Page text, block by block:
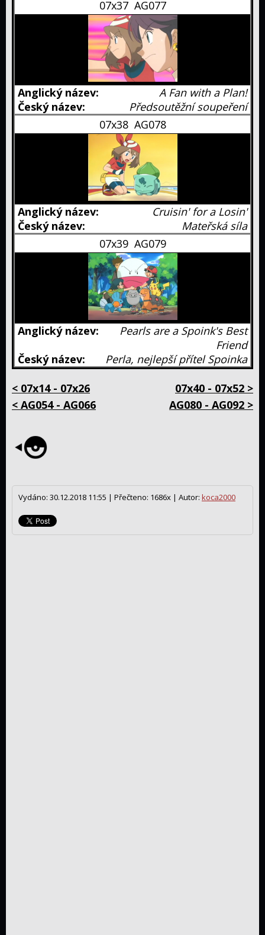
07x37 AG077
A Fan with a Plan!
Předsoutěžní soupeření
07x38 AG078
Cruisin' for a Losin'
Mateřská síla
07x39 AG079
Pearls are a Spoink's Best
Friend
Perla, nejlepší přítel Spoinka
< 07x14 - 07x26
< AG054 - AG066
07x40 - 07x52 >
AG080 - AG092 >
Vydáno: 30.12.2018 11:55 | Přečteno: 1686x | Autor: koca2000